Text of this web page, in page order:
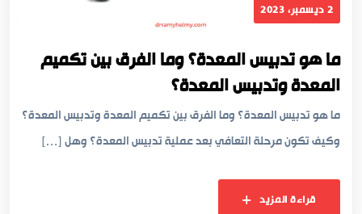
2 ديسمبر، 2023
ما هو تدبيس المعدة؟ وما الفرق بين تكميم
المعدة وتدبيس المعدة؟
ما هو تدبيس المعدة؟ وما الفرق بين تكميم المعدة وتدبيس المعدة؟
وكيف تكون مرحلة التعافي بعد عملية تدبيس المعدة؟ وهل […]
قراءة المزيد